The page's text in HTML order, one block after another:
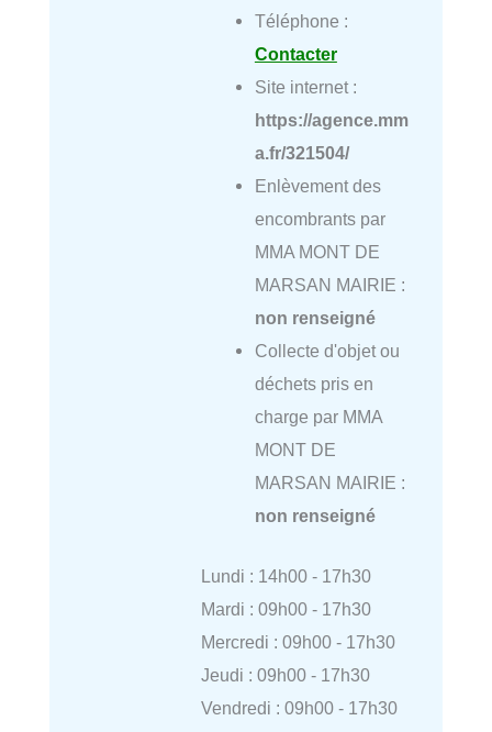
Téléphone :
Contacter
Site internet :
https://agence.mm
a.fr/321504/
Enlèvement des
encombrants par
MMA MONT DE
MARSAN MAIRIE :
non renseigné
Collecte d'objet ou
déchets pris en
charge par MMA
MONT DE
MARSAN MAIRIE :
non renseigné
Lundi : 14h00 - 17h30
Mardi : 09h00 - 17h30
Mercredi : 09h00 - 17h30
Jeudi : 09h00 - 17h30
Vendredi : 09h00 - 17h30